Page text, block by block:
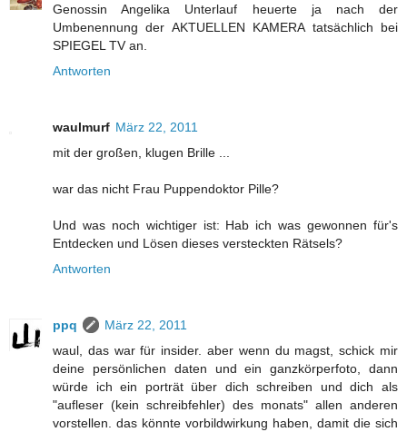
Genossin Angelika Unterlauf heuerte ja nach der
Umbenennung der AKTUELLEN KAMERA tatsächlich bei
SPIEGEL TV an.
Antworten
waulmurf März 22, 2011
mit der großen, klugen Brille ...
war das nicht Frau Puppendoktor Pille?
Und was noch wichtiger ist: Hab ich was gewonnen für's
Entdecken und Lösen dieses versteckten Rätsels?
Antworten
ppq
März 22, 2011
waul, das war für insider. aber wenn du magst, schick mir
deine persönlichen daten und ein ganzkörperfoto, dann
würde ich ein porträt über dich schreiben und dich als
"aufleser (kein schreibfehler) des monats" allen anderen
vorstellen. das könnte vorbildwirkung haben, damit die sich